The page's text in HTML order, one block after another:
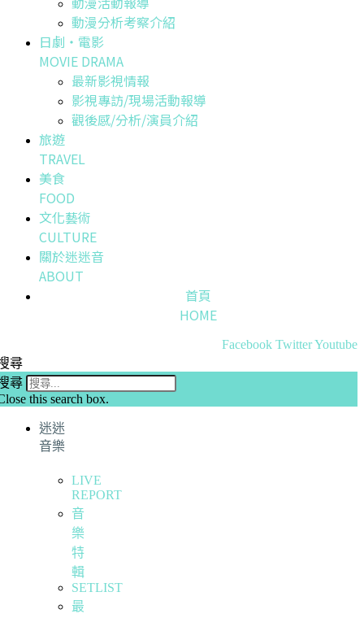
動漫分析考察介紹
日劇・電影
MOVIE DRAMA
最新影視情報
影視專訪/現場活動報導
觀後感/分析/演員介紹
旅遊
TRAVEL
美食
FOOD
文化藝術
CULTURE
關於迷迷音
ABOUT
首頁
HOME
Facebook TwitterYoutube
尋
尋
this search box.
迷迷
音樂
LIVE
REPORT
音
樂
特
輯
SETLIST
最